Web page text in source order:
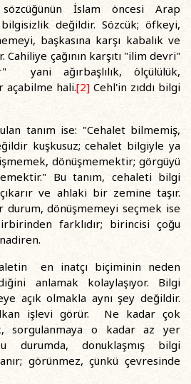
İslam öncesi Arap
değildir. Sözcük; öfkeyi,
başkasına karşı kabalık ve
Cahiliye çağının karşıtı "ilim devri"
yani ağırbaşlılık, ölçülülük,
açabilme hali.[2] Cehl'in zıddı bilgi
tanım ise: "Cehalet bilmemiş,
kuşkusuz; cehalet bilgiyle ya
dönüşmemektir; görgüyü
Bu tanım, cehaleti bilgi
ve ahlaki bir zemine taşır.
dönüşmemeyi seçmek ise
farklıdır; birincisi çoğu
en inatçı biçiminin neden
anlamak kolaylaşıyor. Bilgi
açık olmakla aynı şey değildir.
işlevi görür. Ne kadar çok
sorgulanmaya o kadar az yer
durumda, donuklaşmış bilgi
görünmez, çünkü çevresinde